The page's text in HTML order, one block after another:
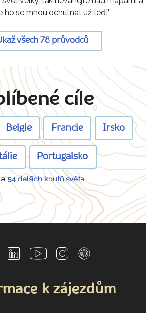
ho se mnou ochutnat už teď!"
všech 78 průvodců
cíle
Belgie Francie Irsko
Portugalsko
a54 dalších koutů světa
k zájezdům